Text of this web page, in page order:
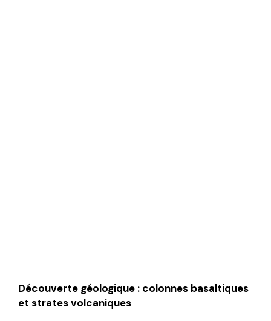
Découverte géologique : colonnes basaltiques
et strates volcaniques